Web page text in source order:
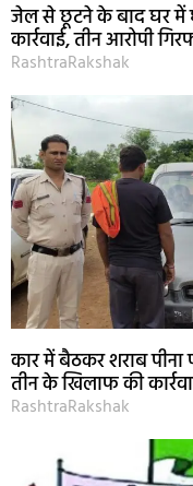
जेल से छूटने के बाद घर में
कार्रवाई, तीन आरोपी
RashtraRakshak
कार में बैठकर शराब पीना
तीन के खिलाफ की
RashtraRakshak